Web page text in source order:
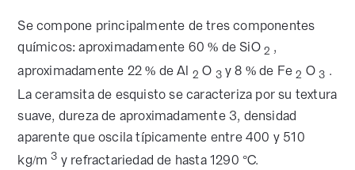
Se compone principalmente de tres componentes
químicos: aproximadamente 60 % de SiO2 ,
aproximadamente 22 % de Al 2 O 3y 8 % de Fe2 O 3 .
La ceramsita de esquisto se caracteriza por su textura
suave, dureza de aproximadamente 3, densidad
aparente que oscila típicamente entre 400 y 510
kg/m3 y refractariedad de hasta 1290 °C.